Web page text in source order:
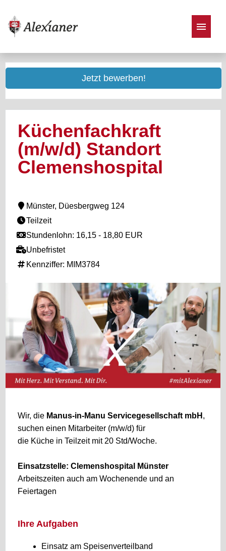
Stellenangebote
Jetzt bewerben!
Küchenfachkraft
(m/w/d) Standort
Clemenshospital
Münster, Düesbergweg 124
Teilzeit
Stundenlohn: 16,15 - 18,80 EUR
Unbefristet
Kennziffer: MIM3784
Wir, die Manus-in-Manu Servicegesellschaft mbH ,
suchen einen Mitarbeiter (m/w/d) für
die Küche in Teilzeit mit 20 Std/Woche.
Einsatzstelle: Clemenshospital Münster
Arbeitszeiten auch am Wochenende und an
Feiertagen
Ihre Aufgaben
Einsatz am Speisenverteilband